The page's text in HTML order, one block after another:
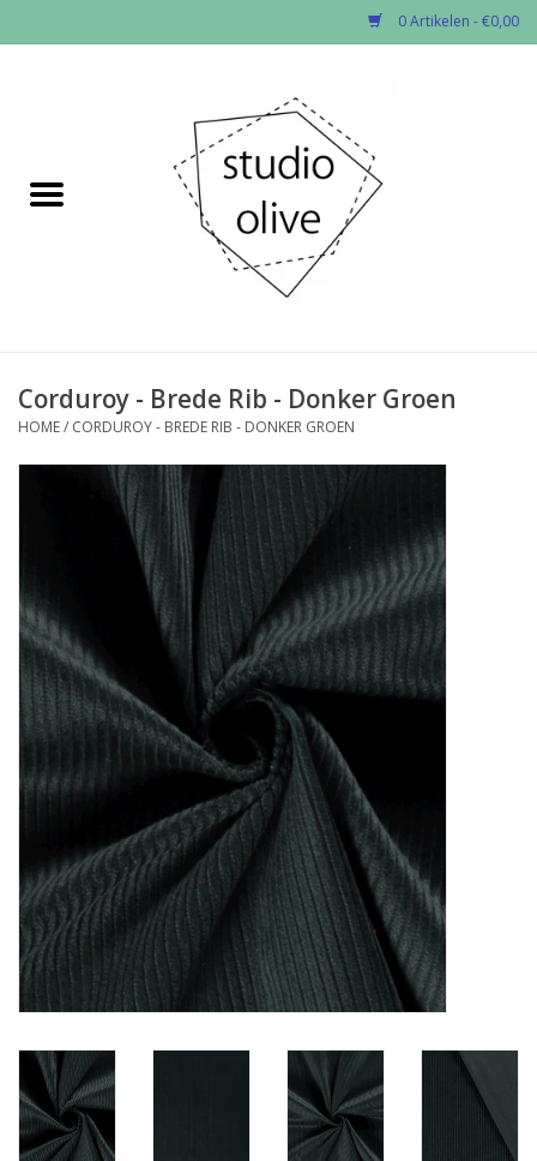
0 Artikelen - €0,00
✂︎Nieuw
Fournituren
Diy pakketten
Studio Olive inspireert....
Corduroy - Brede Rib - Donker Groen
HOME/ CORDUROY - BREDE RIB - DONKER GROEN